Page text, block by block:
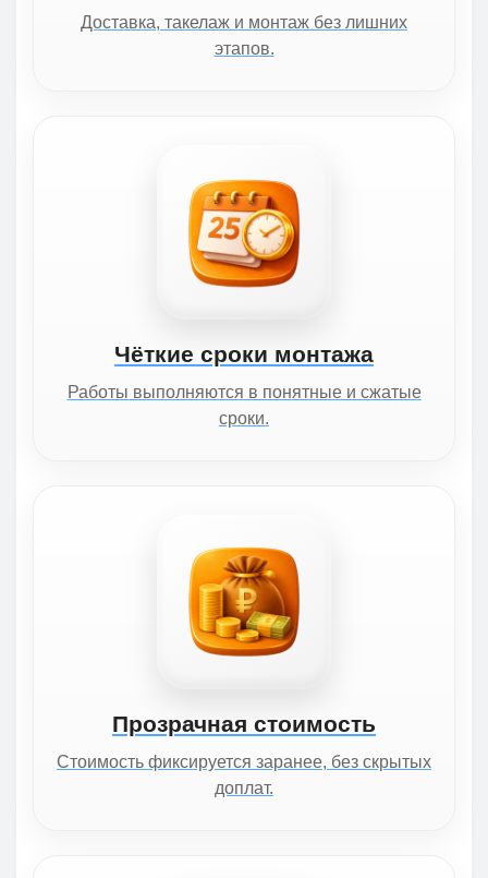
Доставка, такелаж и монтаж без лишних
этапов.
Чёткие сроки монтажа
Работы выполняются в понятные и сжатые
сроки.
Прозрачная стоимость
Стоимость фиксируется заранее, без скрытых
доплат.